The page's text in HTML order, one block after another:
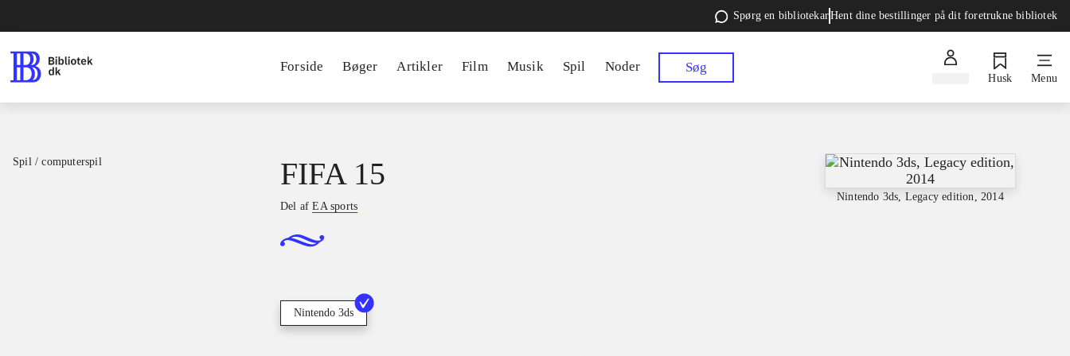
Spørg en bibliotekarHent dine bestillinger på dit foretrukne bibliotek
Forside Bøger Artikler Film Musik Spil Noder Søg
Husk Menu
Spil / computerspil
Nintendo 3ds, Legacy edition, 2014
FIFA 15
Del afEA sports
Nintendo 3ds